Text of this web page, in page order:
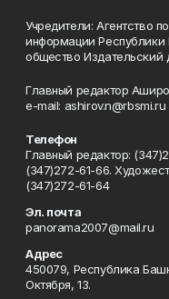
Учредители: Агентство
информации Республики
общество Издательский
Главный редактор
e-mail: ashirov.n@rbsmi.ru
Телефон
Главный редактор:
(347)272-61-66.
(347)272-61-64
Эл. почта
panorama2007@mail.ru
Адрес
450079, Республика
Октября, 13.